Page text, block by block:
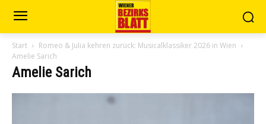
Start
Romeo & Julia kehren zurück: Musicalklassiker 2026 in Wien
Amelie Sarich
Amelie Sarich